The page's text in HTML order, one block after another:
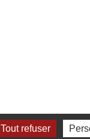
Tout refuser